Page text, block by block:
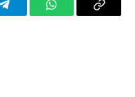
TelegramWhatsAppCopy